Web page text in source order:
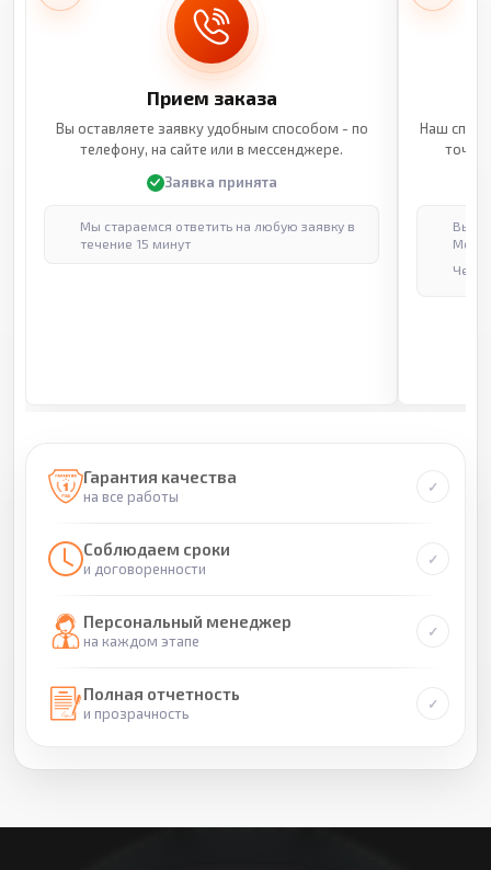
Прием заказа
Вы оставляете заявку удобным способом - по
телефону, на сайте или в мессенджере.
Заявка принята
Мы стараемся ответить на любую заявку в
течение 15 минут
Наш
Гарантия качества
на все работы
Соблюдаем сроки
и договоренности
Персональный менеджер
на каждом этапе
Полная отчетность
и прозрачность